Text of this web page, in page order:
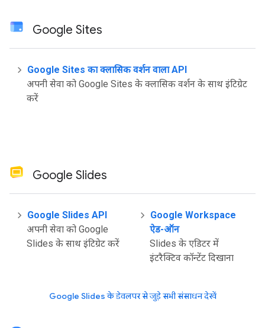
Google Sites
Google Sites का क्लासिक वर्शन वाला API
अपनी सेवा को Google Sites के क्लासिक वर्शन के साथ इंटिग्रेट
करें
Google Slides
Google Slides API
अपनी सेवा को Google
Slides के साथ इंटिग्रेट करें
Google Workspace
ऐड-ऑन
Slides के एडिटर में
इंटरैक्टिव कॉन्टेंट दिखाना
Google Slides के डेवलपर से जुड़े सभी संसाधन देखें